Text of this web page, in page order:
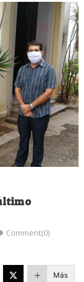
Comment(0)
Más